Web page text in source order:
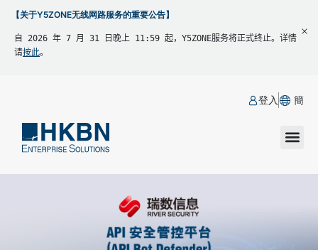
【关于Y5ZONE无线网路服务的重要公告】
自 2026 年 7 月 31 日晚上 11:59 起，Y5ZONE服务将正式终止。详情
请按此。
登入 簡